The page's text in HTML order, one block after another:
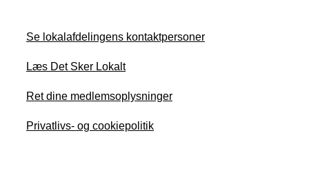
Se lokalafdelingens kontaktpersoner
Læs Det Sker Lokalt
Ret dine medlemsoplysninger
Privatlivs- og cookiepolitik